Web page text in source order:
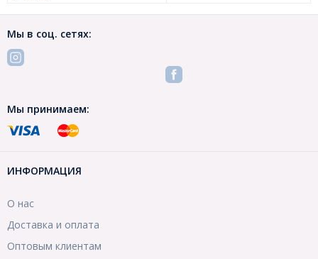
Мы в соц. сетях:
Мы принимаем:
ИНФОРМАЦИЯ
О нас
Доставка и оплата
Оптовым клиентам